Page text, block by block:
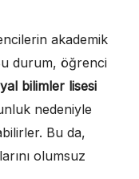
akademik
durum, öğrenci
bilimler lisesi
nedeniyle
Bu da,
olumsuz